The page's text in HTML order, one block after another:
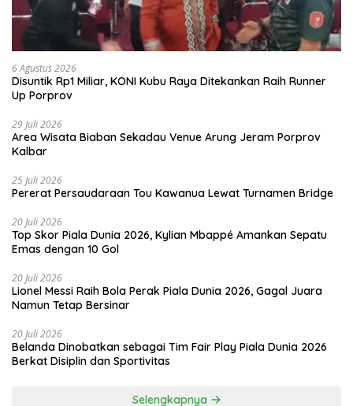
6 Agustus 2026
Disuntik Rp1 Miliar, KONI Kubu Raya Ditekankan Raih Runner
Up Porprov
29 Juli 2026
Area Wisata Biaban Sekadau Venue Arung Jeram Porprov
Kalbar
25 Juli 2026
Pererat Persaudaraan Tou Kawanua Lewat Turnamen Bridge
20 Juli 2026
Top Skor Piala Dunia 2026, Kylian Mbappé Amankan Sepatu
Emas dengan 10 Gol
20 Juli 2026
Lionel Messi Raih Bola Perak Piala Dunia 2026, Gagal Juara
Namun Tetap Bersinar
20 Juli 2026
Belanda Dinobatkan sebagai Tim Fair Play Piala Dunia 2026
Berkat Disiplin dan Sportivitas
Selengkapnya